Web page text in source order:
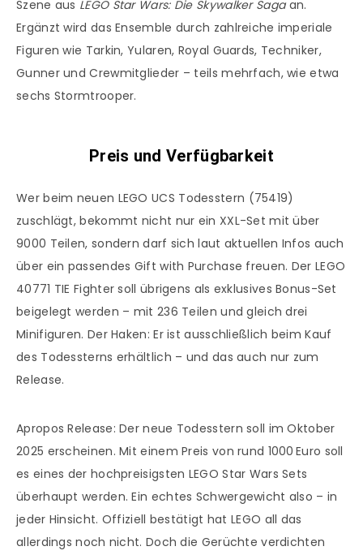
Szene aus LEGO Star Wars: Die Skywalker Sagaan.
Ergänzt wird das Ensemble durch zahlreiche imperiale
Figuren wie Tarkin, Yularen, Royal Guards, Techniker,
Gunner und Crewmitglieder – teils mehrfach, wie etwa
sechs Stormtrooper.
Preis und Verfügbarkeit
Wer beim neuen LEGO UCS Todesstern (75419)
zuschlägt, bekommt nicht nur ein XXL-Set mit über
9000 Teilen, sondern darf sich laut aktuellen Infos auch
über ein passendes Gift with Purchase freuen. Der LEGO
40771 TIE Fighter soll übrigens als exklusives Bonus-Set
beigelegt werden – mit 236 Teilen und gleich drei
Minifiguren. Der Haken: Er ist ausschließlich beim Kauf
des Todessterns erhältlich – und das auch nur zum
Release.
Apropos Release: Der neue Todesstern soll im Oktober
2025 erscheinen. Mit einem Preis von rund 1000 Euro soll
es eines der hochpreisigsten LEGO Star Wars Sets
überhaupt werden. Ein echtes Schwergewicht also – in
jeder Hinsicht. Offiziell bestätigt hat LEGO all das
allerdings noch nicht. Doch die Gerüchte verdichten